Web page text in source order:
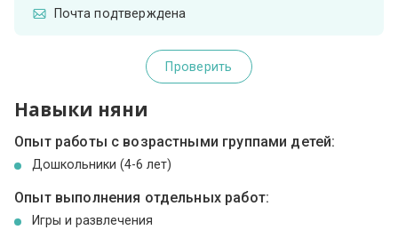
Почта подтверждена
Проверить
Навыки няни
Опыт работы с возрастными группами детей:
Дошкольники (4-6 лет)
Опыт выполнения отдельных работ:
Игры и развлечения